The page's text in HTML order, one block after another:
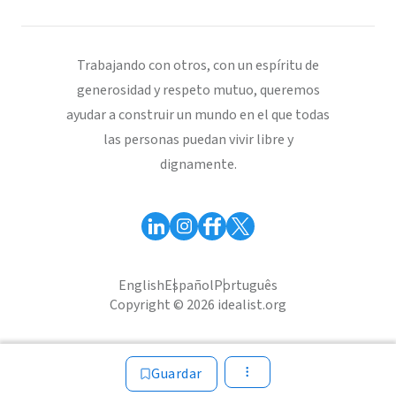
Guardar
Trabajando con otros, con un espíritu de
generosidad y respeto mutuo, queremos
ayudar a construir un mundo en el que todas
las personas puedan vivir libre y
dignamente.
EnglishEspañolPortuguês
Copyright © 2026 idealist.org